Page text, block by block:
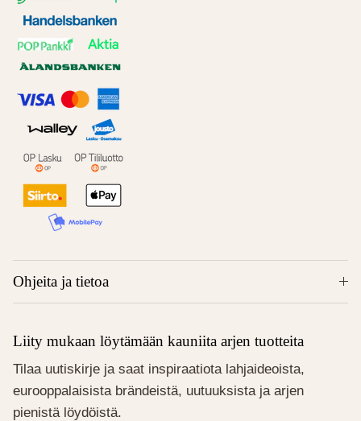
Ohjeita ja tietoa
Liity mukaan löytämään kauniita arjen tuotteita
Tilaa uutiskirje ja saat inspiraatiota lahjaideoista,
eurooppalaisista brändeistä, uutuuksista ja arjen
pienistä löydöistä.